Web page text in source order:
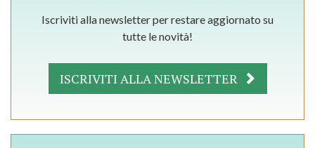
Iscriviti alla newsletter per restare aggiornato su
tutte le novità!
ISCRIVITI ALLA NEWSLETTER